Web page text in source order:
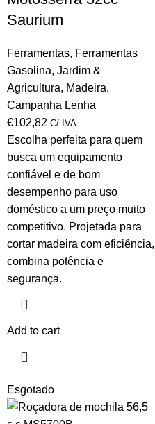
Saurium
Ferramentas, Ferramentas
Gasolina, Jardim &
Agricultura, Madeira,
Campanha Lenha
€102,82 C/ IVA
Escolha perfeita para quem
busca um equipamento
confiável e de bom
desempenho para uso
doméstico a um preço muito
competitivo. Projetada para
cortar madeira com eficiência,
combina potência e
segurança.
Add to cart
Esgotado